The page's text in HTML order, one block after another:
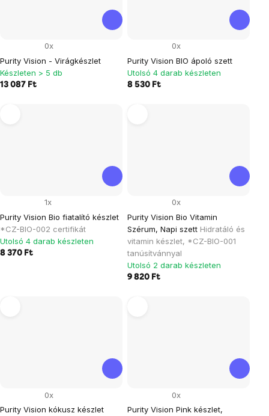
Purity Vision - Virágkészlet
0x
Készleten > 5 db
13 087 Ft
Purity Vision BIO ápoló szett
0x
Utolsó 4 darab készleten
8 530 Ft
Purity Vision Bio fiatalító készlet
*CZ-BIO-002 certifikát
1x
Utolsó 4 darab készleten
8 370 Ft
Purity Vision Bio Vitamin
Szérum, Napi szett Hidratáló és
vitamin készlet, *CZ-BIO-001
tanúsítvánnyal
0x
Utolsó 2 darab készleten
9 820 Ft
Purity Vision kókusz készlet
0x
Purity Vision Pink készlet,
0x